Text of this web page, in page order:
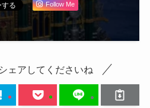
Follow Me
ェアしてくださいね